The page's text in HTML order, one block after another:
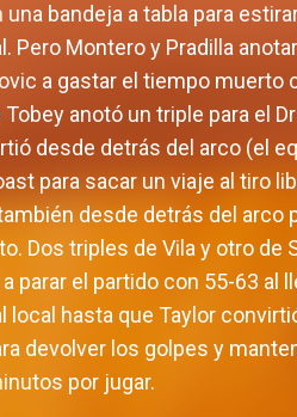
bandeja a tabla para
Pero Montero y Pradilla
a gastar el tiempo muerto
anotó un triple para el
desde detrás del arco (el
para sacar un viaje al tiro
desde detrás del arco
Dos triples de Vila y otro
parar el partido con 55-63 al
local hasta que Taylor
devolver los golpes y
por jugar.